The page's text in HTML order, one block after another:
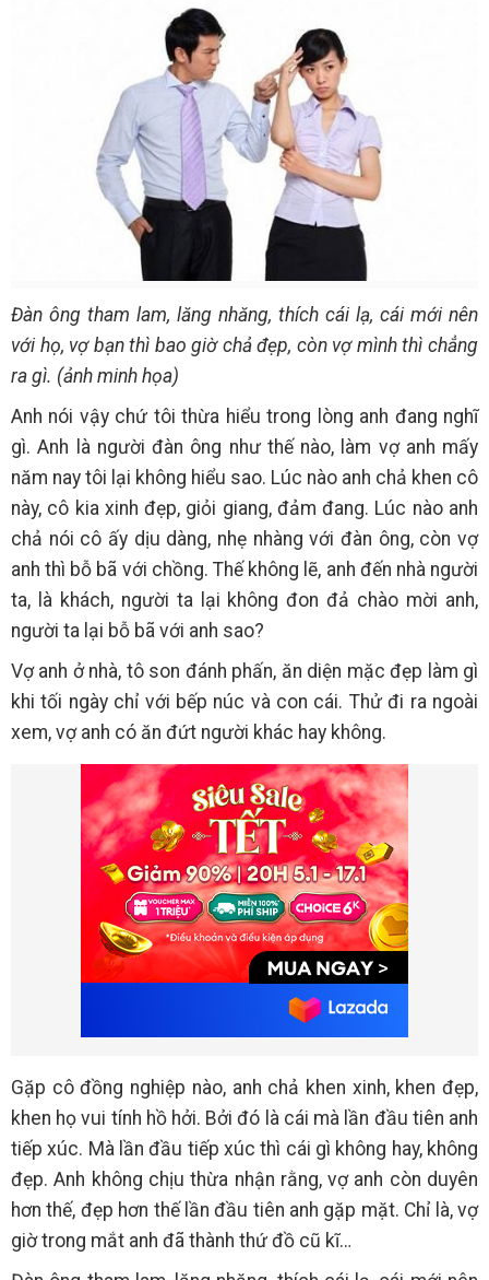
Đàn ông tham lam, lăng nhăng, thích cái lạ, cái mới nên
với họ, vợ bạn thì bao giờ chả đẹp, còn vợ mình thì chẳng
ra gì. (ảnh minh họa)
Anh nói vậy chứ tôi thừa hiểu trong lòng anh đang nghĩ
gì. Anh là người đàn ông như thế nào, làm vợ anh mấy
năm nay tôi lại không hiểu sao. Lúc nào anh chả khen cô
này, cô kia xinh đẹp, giỏi giang, đảm đang. Lúc nào anh
chả nói cô ấy dịu dàng, nhẹ nhàng với đàn ông, còn vợ
anh thì bỗ bã với chồng. Thế không lẽ, anh đến nhà người
ta, là khách, người ta lại không đon đả chào mời anh,
người ta lại bỗ bã với anh sao?
Vợ anh ở nhà, tô son đánh phấn, ăn diện mặc đẹp làm gì
khi tối ngày chỉ với bếp núc và con cái. Thử đi ra ngoài
xem, vợ anh có ăn đứt người khác hay không.
Gặp cô đồng nghiệp nào, anh chả khen xinh, khen đẹp,
khen họ vui tính hồ hởi. Bởi đó là cái mà lần đầu tiên anh
tiếp xúc. Mà lần đầu tiếp xúc thì cái gì không hay, không
đẹp. Anh không chịu thừa nhận rằng, vợ anh còn duyên
hơn thế, đẹp hơn thế lần đầu tiên anh gặp mặt. Chỉ là, vợ
giờ trong mắt anh đã thành thứ đồ cũ kĩ…